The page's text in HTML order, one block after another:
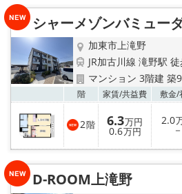
シャーメゾンバミュー
加東市上滝野
JR加古川線 滝野駅
マンション 3階建 築
階 家賃/共益費 敷金/
2階 6.3万円
0.6万円
2.0
－
D-ROOM上滝野